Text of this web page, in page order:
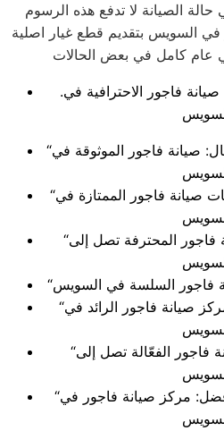
الصيانة لا تدفع هذه الرسوم
السويس بتقديم قطع غيار اصلية
عام كامل في بعض الحالات
.كفاءة مضمونة: خدمات صيانة فاجور الاحترافية في
“إبقاء الأجهزة في أفضل حال: صيانة فاجور الموثوقة في
“تخلص من المتاعب: خدمات صيانة فاجور الممتازة في
“حماية استثمارك: صيانة فاجور المحترفة تصل إلى
“تمتع بأفضل الخدمات: مركز صيانة فاجور الرائد في
“استعداد للأفضل: صيانة فاجور الفعّالة تصل إلى
“تقنيات متطورة لجودة أفضل: مركز صيانة فاجور في